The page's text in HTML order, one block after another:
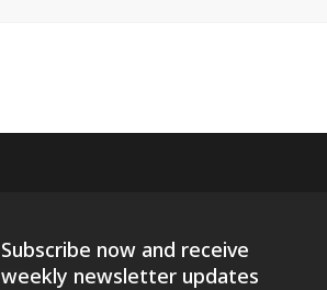
Subscribe now and receive
weekly newsletter updates